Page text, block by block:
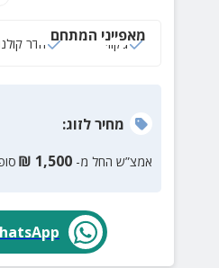
מאפייני המתחם
ג‘קוזי חדר
מחירלזוג:
אמצ”ש החל מ- 1,500
₪